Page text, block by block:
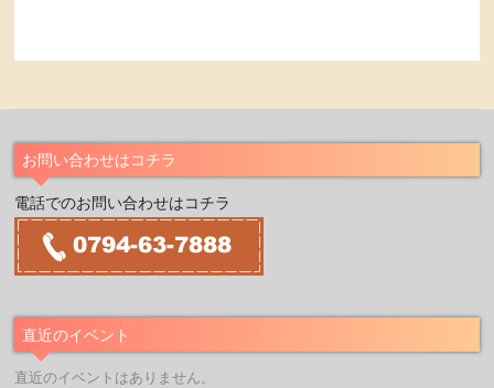
お問い合わせはコチラ
電話でのお問い合わせはコチラ
直近のイベント
直近のイベントはありません。